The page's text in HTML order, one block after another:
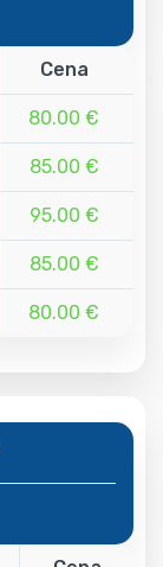
Cena
80.00 €
85.00 €
95.00 €
85.00 €
80.00 €